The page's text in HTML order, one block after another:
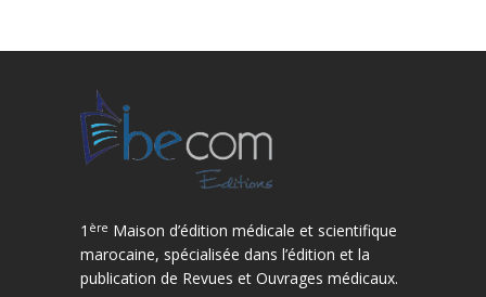
1 ère Maison d’édition médicale et scientifique
marocaine, spécialisée dans l’édition et la
publication de Revues et Ouvrages médicaux.